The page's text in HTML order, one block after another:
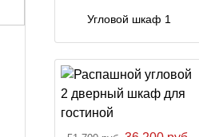
Угловой шкаф 1